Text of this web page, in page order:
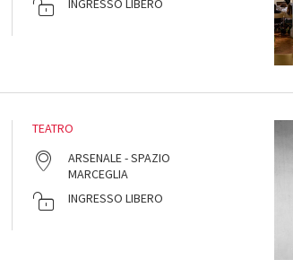
INGRESSO LIBERO
TEATRO
ARSENALE - SPAZIO
MARCEGLIA
INGRESSO LIBERO